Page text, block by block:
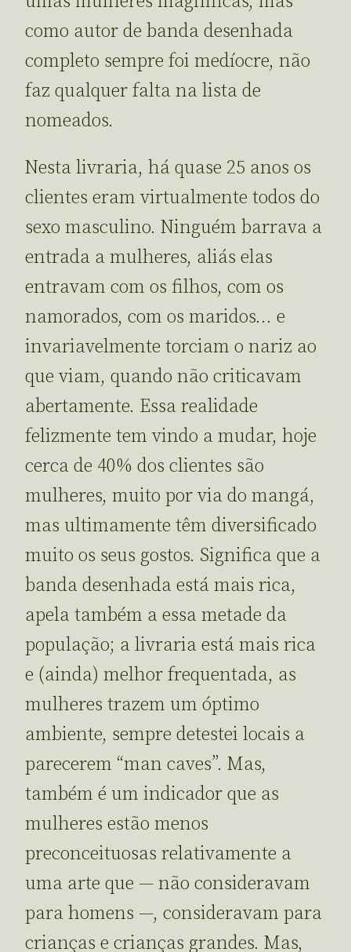
como autor de banda desenhada
completo sempre foi medíocre, não
faz qualquer falta na lista de
nomeados.
Nesta livraria, há quase 25 anos os
clientes eram virtualmente todos do
sexo masculino. Ninguém barrava a
entrada a mulheres, aliás elas
entravam com os filhos, com os
namorados, com os maridos… e
invariavelmente torciam o nariz ao
que viam, quando não criticavam
abertamente. Essa realidade
felizmente tem vindo a mudar, hoje
cerca de 40% dos clientes são
mulheres, muito por via do mangá,
mas ultimamente têm diversificado
muito os seus gostos. Significa que a
banda desenhada está mais rica,
apela também a essa metade da
população; a livraria está mais rica
e (ainda) melhor frequentada, as
mulheres trazem um óptimo
ambiente, sempre detestei locais a
parecerem “man caves”. Mas,
também é um indicador que as
mulheres estão menos
preconceituosas relativamente a
uma arte que — não consideravam
para homens —, consideravam para
crianças e crianças grandes. Mas,